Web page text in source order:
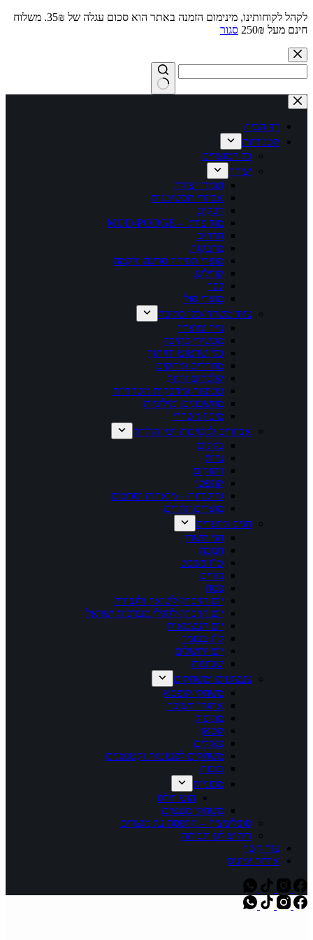
לקהל לקוחותינו, מינימום הזמנה באתר הוא סכום עגלה של 35₪. משלוח
חינם מעל 250₪
סגור
Skip
to
content
No
results
דף הבית
קטגוריות
כל המוצרים
יצירה
חומרי יצירה
אביזרי תכשיטנות
דבקים
מוד פודג' – MOD-PODGE
חרוזים
מדבקות
מוצרי תפירה סריגה ורקמה
קווילינג
לבד
מוצרי סול
ציוד משרדי/כלי כתיבה
נייר ומוצריו
מכשירי כתיבה
כלי שרטוט וחיתוך
מחדדים ומחקים
קלסרים ותיוק
עטיפות ומדבקות משרדיות
מחשבונים ומילוניות
מיכון משרדי
אביזרים למסיבות וימי הולדת
בלונים
נרות
זיקוקים
קונפטי
גרילנדות – מוארות וסרטים
מוצרים זוהרים
חגים ומועדים
חגי תשרי
חנוכה
ט"ו בשבט
פורים
פסח
יום הזיכרון לשואה ולגבורה
יום הזיכרון לחללי מערכות ישראל
יום העצמאות
ל"ג בעומר
יום ירושלים
שבועות
צעצועים ומשחקים
משחקי קופסא
אתגרי חשיבה
מונופול
קטאן
פאזלים
משחקים לפעוטות וקטנטנים
בובות
מכוניות
הוט ווילס
משחקי מגנטים
סובלימציה – הדפסה על מוצרים
ריהוט לגן ולכיתה
צרו קשר
אודות ימיניס